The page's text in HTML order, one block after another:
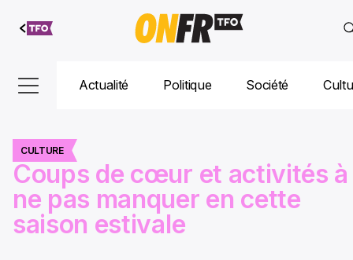
Aller au
contenu
Actualité Politique Société
CULTURE
Coups de cœur et activités à
ne pas manquer en cette
saison estivale